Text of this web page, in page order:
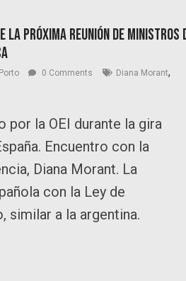
la próxima reunión de Ministros
0 Comments Diana Morant,
por la OEI durante la gira
Encuentro con la
Diana Morant. La
con la Ley de
similar a la argentina.